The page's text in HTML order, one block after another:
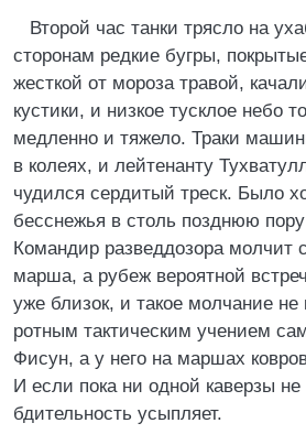
Второй час танки трясло на
сторонам редкие бугры,
жесткой от мороза травой,
кустики, и низкое тусклое небо
медленно и тяжело. Траки
в колеях, и лейтенанту
чудился сердитый треск. Было
бесснежья в столь позднюю
Командир разведдозора молчит
марша, а рубеж вероятной
уже близок, и такое молчание не
ротным тактическим учением
Фисун, а у него на маршах
И если пока ни одной каверзы не
бдительность усыпляет.